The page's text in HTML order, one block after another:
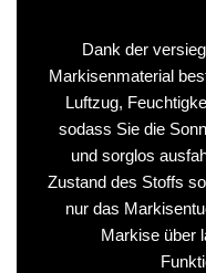
Dank der
Markisenmaterial
Luftzug,
sodass Sie die
und sorglos
Zustand des Stoffs
nur das
Markise über